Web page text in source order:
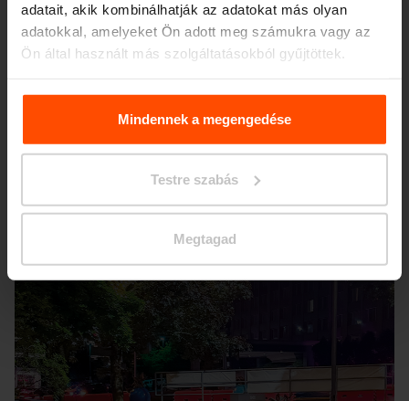
adatait, akik kombinálhatják az adatokat más olyan
adatokkal, amelyeket Ön adott meg számukra vagy az
Ön által használt más szolgáltatásokból gyűjtöttek.
További információért kérjük, látogasson el aPrinciples
Relating to the Processing. Personal Data
Mindennek a megengedése
Testre szabás
Megtagad
Seattle – Popup park